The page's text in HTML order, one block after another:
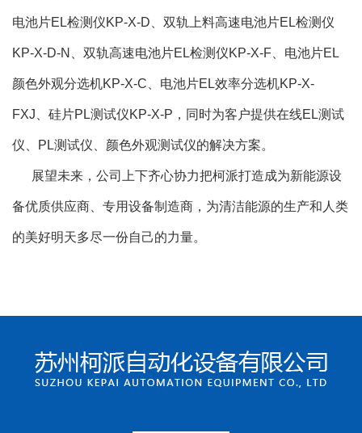
电池片EL检测仪KP-X-D、双轨上料高速电池片EL检测仪
KP-X-D-N、双轨高速电池片EL检测仪KP-X-F、电池片EL
颜色外观分选机KP-X-C、电池片EL效率分选机KP-X-
FXJ、硅片PL测试仪KP-X-P，同时为客户提供在线EL测试
仪、PL测试仪、颜色外观测试仪的解决方案。
展望未来，公司上下齐心协力把柯派打造成为新能源设
备优质供应商、专用设备制造商，为清洁能源的生产和人类
的美好明天多尽一份自己的力量。